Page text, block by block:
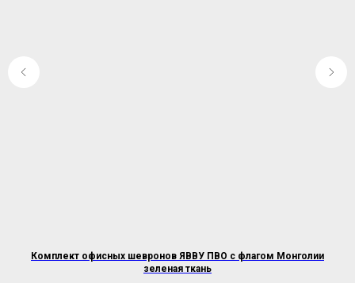
Комплект офисных шевронов ЯВВУ ПВО с флагом Монголии
зеленая ткань